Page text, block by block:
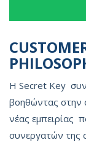
Η Secret Key
βοηθώντας στην
νέας εμπειρίας
συνεργατών της